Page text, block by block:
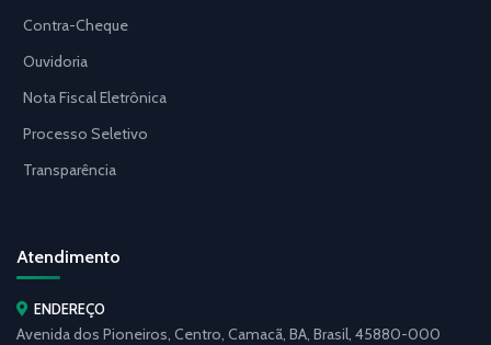
Contra-Cheque
Ouvidoria
Nota Fiscal Eletrônica
Processo Seletivo
Transparência
Atendimento
ENDEREÇO
Avenida dos Pioneiros, Centro, Camacã, BA, Brasil, 45880-000